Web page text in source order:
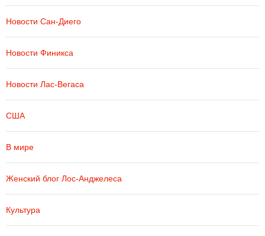
Новости Сан-Диего
Новости Финикса
Новости Лас-Вегаса
США
В мире
Женский блог Лос-Анджелеса
Культура